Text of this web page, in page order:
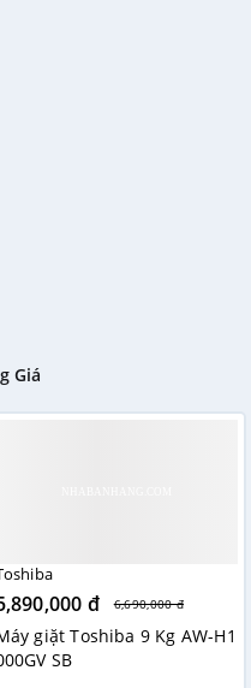
Giá
đ 6,690,000 đ
giặt Toshiba 9 Kg AW-H1
SB